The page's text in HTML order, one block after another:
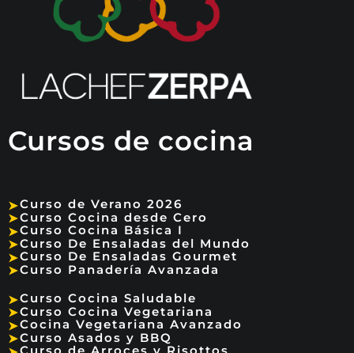
Cursos de cocina
➤Curso de Verano 2026
➤Curso Cocina desde Cero
➤Curso Cocina Básica I
➤Curso De Ensaladas del Mundo
➤Curso De Ensaladas Gourmet
➤Curso Panadería Avanzada
➤Curso Cocina Saludable
➤Curso Cocina Vegetariana
➤Cocina Vegetariana Avanzado
➤Curso Asados y BBQ